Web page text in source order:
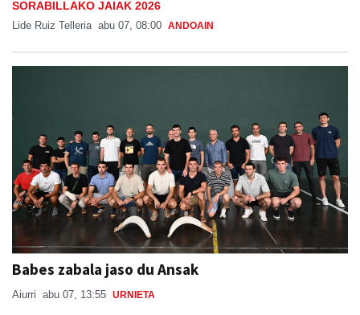
SORABILLAKO JAIAK 2026
Lide Ruiz Telleria abu 07, 08:00 ANDOAIN
Babes zabala jaso du Ansak
Aiurri abu 07, 13:55 URNIETA